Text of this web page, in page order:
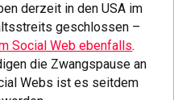
derzeit in den USA im
geschlossen –
Social Web ebenfalls.
die Zwangspause an
Webs ist es seitdem